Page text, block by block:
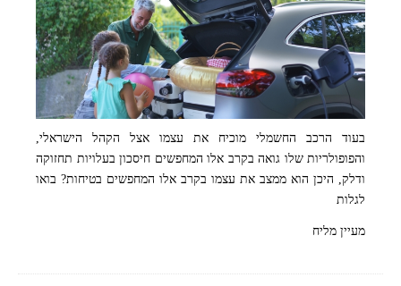
בעוד הרכב החשמלי מוכיח את עצמו אצל הקהל הישראלי,
והפופולריות שלו גואה בקרב אלו המחפשים חיסכון בעלויות תחזוקה
ודלק, היכן הוא ממצב את עצמו בקרב אלו המחפשים בטיחות? בואו
לגלות
מעיין מליח